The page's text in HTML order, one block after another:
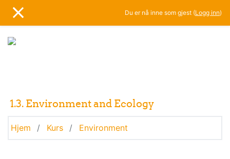
SIDEPANEL Du er nå inne som gjest (Logg inn)
1.3. Environment and Ecology
Hjem Kurs Environment